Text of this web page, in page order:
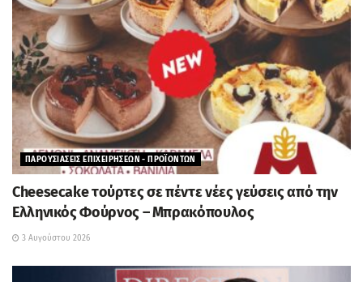
ΠΑΡΟΥΣΙΑΣΕΙΣ ΕΠΙΧΕΙΡΗΣΕΩΝ - ΠΡΟΪΟΝΤΩΝ
Cheesecake τούρτες σε πέντε νέες γεύσεις από την
Ελληνικός Φούρνος – Μπρακόπουλος
3 Αυγούστου 2026